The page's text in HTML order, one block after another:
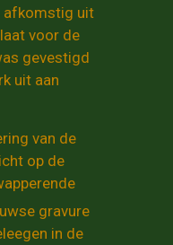
afkomstig uit
voor de
gevestigd
uit aan
van de
op de
gravure
in de